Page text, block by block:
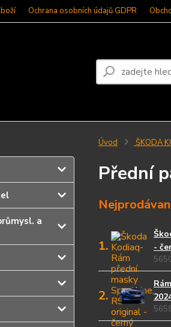
Ochrana osobních údajů GDPR
a
Úvod ŠKODA
Přední
1.
-
2.